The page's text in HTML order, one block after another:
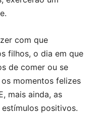
com que
filhos, o dia em que
de comer ou se
momentos felizes
mais ainda, as
positivos.